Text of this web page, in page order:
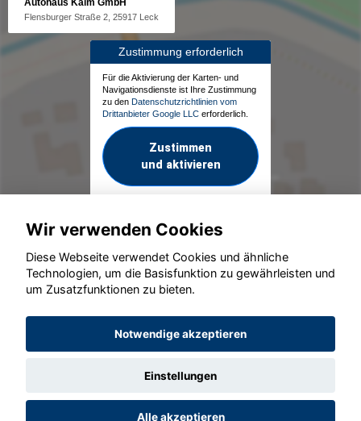
Flensburger Straße 2, 25917 Leck
Zustimmung erforderlich
Für die Aktivierung der Karten- und
Navigationsdienste ist Ihre Zustimmung
zu den Datenschutzrichtlinien vom
Drittanbieter Google LLC erforderlich.
Zustimmen
und aktivieren
© konjunkturmotor.de GmbH 2020 - 2026
Wir verwenden Cookies
Diese Webseite verwendet Cookies und ähnliche
Technologien, um die Basisfunktion zu gewährleisten und
um Zusatzfunktionen zu bieten.
Notwendige akzeptieren
Einstellungen
Alle akzeptieren